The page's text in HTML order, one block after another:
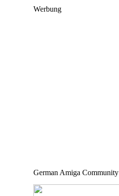
Werbung
German Amiga Community